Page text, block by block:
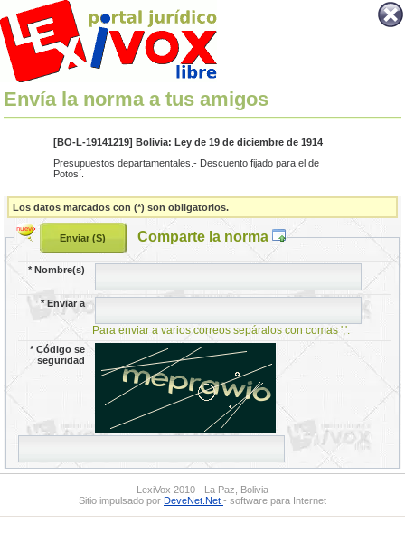
Envía la norma a tus amigos
[BO-L-19141219] Bolivia: Ley de 19 de diciembre de 1914
Presupuestos departamentales.- Descuento fijado para el de
Potosí.
Los datos marcados con (*) son obligatorios.
Comparte la norma
*Nombre(s)
*Enviar a
Para enviar a varios correos sepáralos con comas ','.
*Código se
seguridad
LexiVox 2010 - La Paz, Bolivia
Sitio impulsado por DeveNet.Net - software para Internet